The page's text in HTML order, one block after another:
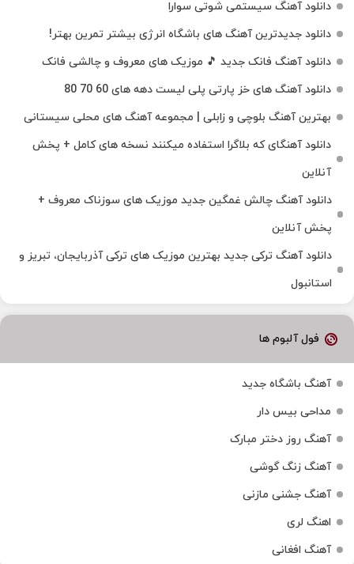
دانلود آهنگ سیستمی شوتی سوارا
دانلود جدیدترین آهنگ‌ های باشگاه انرژی بیشتر تمرین بهتر!
دانلود آهنگ فانک جدید 🎵 موزیک‌ های معروف و چالشی فانک
دانلود آهنگ های خز پارتی پلی لیست دهه های 60 70 80
بهترین آهنگ بلوچی و زابلی | مجموعه آهنگ‌ های محلی سیستانی
دانلود آهنگای که بلاگرا استفاده میکنند نسخه های کامل + پخش
آنلاین
دانلود آهنگ چالش غمگین جدید موزیک های سوزناک معروف +
پخش آنلاین
دانلود آهنگ ترکی جدید بهترین موزیک‌ های ترکی آذربایجان، تبریز و
استانبول
فول آلبوم ها
آهنگ باشگاه جدید
مداحی بیس دار
آهنگ روز دختر مبارک
آهنگ زنگ گوشی
آهنگ جشنی مازنی
اهنگ لری
آهنگ افغانی